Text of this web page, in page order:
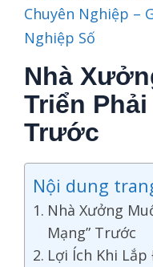
Chuyên Nghiệp –
Nghiệp Số
Nhà
Triển Phải
Trước
Nội dung
Nhà Xưởng
Mạng” Trước
Lợi Ích Khi